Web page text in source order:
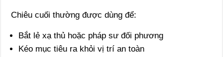
Chiêu cuối thường được dùng để:
Bắt lẻ xạ thủ hoặc pháp sư đối phương
Kéo mục tiêu ra khỏi vị trí an toàn